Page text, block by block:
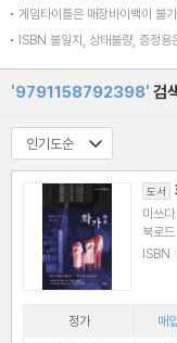
게임타이틀은 매장바이백이 불
ISBN 불일치, 상태불량, 증정용
'9791158792398' 검
도서
미쓰
북로드
정가 매